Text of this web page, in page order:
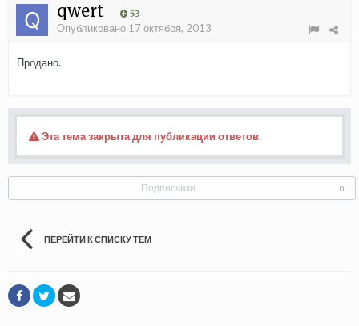
qwert 53
Опубликовано 17 октября, 2013
Продано.
Эта тема закрыта для публикации ответов.
Подписчики 0
ПЕРЕЙТИ К СПИСКУ ТЕМ